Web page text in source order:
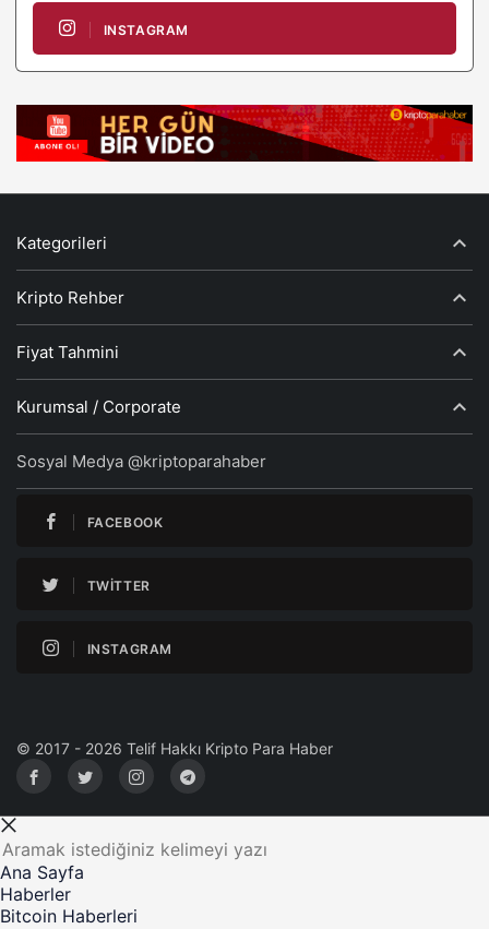
INSTAGRAM
Kategorileri
Kripto Rehber
Fiyat Tahmini
Kurumsal / Corporate
Sosyal Medya @kriptoparahaber
FACEBOOK
TWITTER
INSTAGRAM
© 2017 - 2026 Telif Hakkı Kripto Para Haber
Ana Sayfa
Haberler
Bitcoin Haberleri